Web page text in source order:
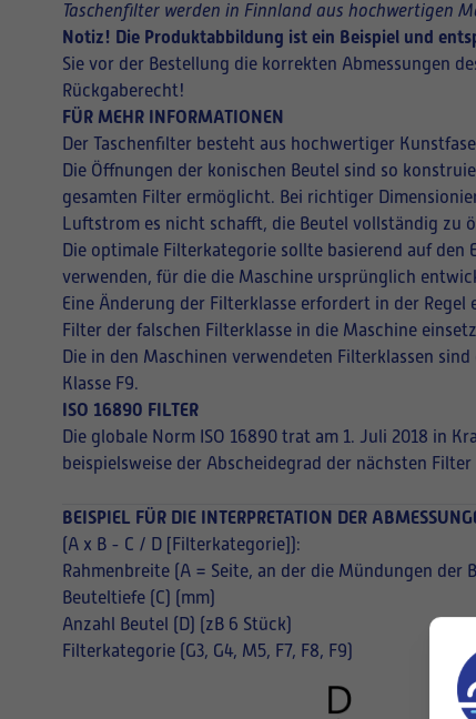
Taschenfilter werden in Finnland aus hochwertigen
Notiz! Die Produktabbildung ist ein Beispiel und
Sie vor der Bestellung die korrekten Abmessungen
Rückgaberecht!
FÜR MEHR INFORMATIONEN
Der Taschenfilter besteht aus hochwertiger
Die Öffnungen der konischen Beutel sind so
gesamten Filter ermöglicht. Bei richtiger
Luftstrom es nicht schafft, die Beutel vollständig zu
Die optimale Filterkategorie sollte basierend auf
verwenden, für die die Maschine ursprünglich
Eine Änderung der Filterklasse erfordert in der
Filter der falschen Filterklasse in die Maschine
Die in den Maschinen verwendeten Filterklassen
Klasse F9.
ISO 16890 FILTER
Die globale Norm ISO 16890 trat am 1. Juli 2018 in
beispielsweise der Abscheidegrad der nächsten
BEISPIEL FÜR DIE INTERPRETATION DER
(A x B - C / D [Filterkategorie]):
Rahmenbreite (A = Seite, an der die Mündungen der
Beuteltiefe (C) (mm)
Anzahl Beutel (D) (zB 6 Stück)
Filterkategorie (G3, G4, M5, F7, F8, F9)